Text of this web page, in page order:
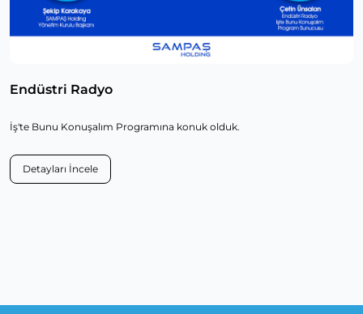
Endüstri Radyo
İş'te Bunu Konuşalım Programına konuk olduk.
Detayları İncele